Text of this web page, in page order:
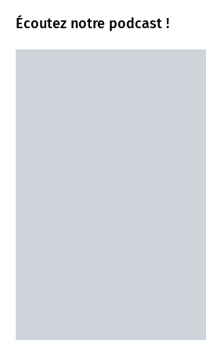
Écoutez notre podcast !